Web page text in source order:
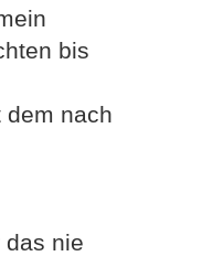
bis
dem nach
das nie